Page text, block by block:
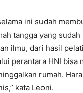
ini sudah
tangga yang
ilmu, dari hasil
perantara HNI
rumah.
kata Leoni.